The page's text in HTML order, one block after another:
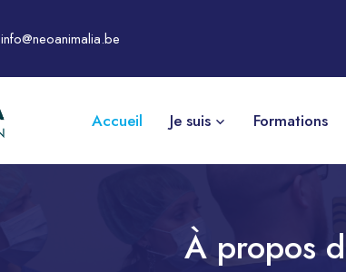
info@neoanimalia.be
Accueil Je suis Formations
À propos